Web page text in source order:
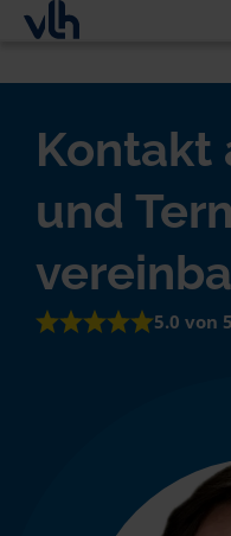
Kontakt
und
5.0 von